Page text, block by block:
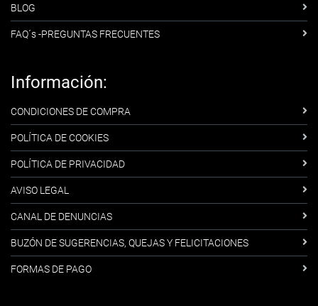
BLOG
FAQ´s -PREGUNTAS FRECUENTES
Información:
CONDICIONES DE COMPRA
POLÍTICA DE COOKIES
POLÍTICA DE PRIVACIDAD
AVISO LEGAL
CANAL DE DENUNCIAS
BUZÓN DE SUGERENCIAS, QUEJAS Y FELICITACIONES
FORMAS DE PAGO